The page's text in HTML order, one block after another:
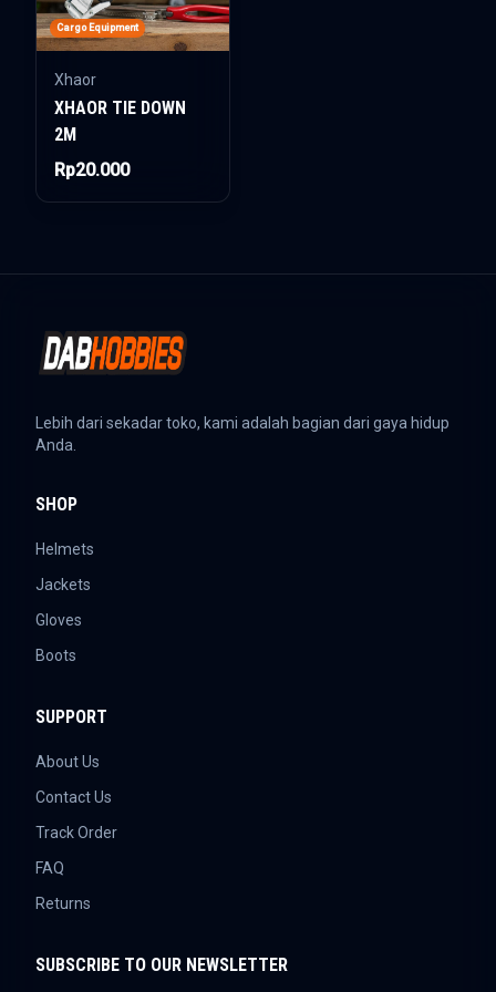
Cargo Equipment
Xhaor
XHAOR TIE DOWN
2M
Rp20.000
Lebih dari sekadar toko, kami adalah bagian dari gaya hidup
Anda.
SHOP
Helmets
Jackets
Gloves
Boots
SUPPORT
About Us
Contact Us
Track Order
FAQ
Returns
SUBSCRIBE TO OUR NEWSLETTER